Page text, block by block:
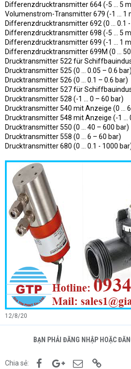
Differenzdrucktransmitter 664 (-5 ... 5
Volumenstrom-Transmitter 679 (-1 ... 1
Differenzdrucktransmitter 692 (0 ... 0.1
Differenzdrucktransmitter 698 (-5 ... 5
Differenzdrucktransmitter 699 (-1 ... 1
Differenzdrucktransmitter 699M (0 …
Drucktransmitter 522 für
Drucktransmitter 525 (0 ... 0.05 – 0.6 bar)
Drucktransmitter 526 (0 ... 0.1 – 0.6 bar)
Drucktransmitter 527 für
Drucktransmitter 528 (-1 ... 0 – 60 bar)
Drucktransmitter 540 mit Anzeige (0 ...
Drucktransmitter 548 mit Anzeige (-1 ...
Drucktransmitter 550 (0 ... 40 – 600 bar)
Drucktransmitter 558 (0 ... 6 – 60 bar)
Drucktransmitter 680 (0 ... 0.1 - 1000
12/8/20
BẠN PHẢI ĐĂNG NHẬP HOẶC
Chia sẻ: FacebookGoogle+Email